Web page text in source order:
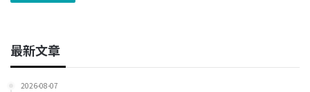
最新文章
2026-08-07